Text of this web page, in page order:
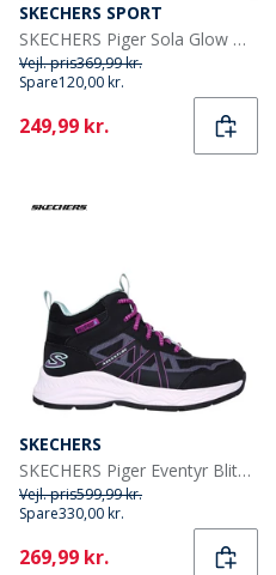
SKECHERS SPORT
SKECHERS Piger Sola Glow Ombre Deluxe Sneakers Sort
Vejl. pris369,99 kr.
Spare120,00 kr.
Current
249,99 kr.
SKECHERS
SKECHERS Piger Eventyr Blitz Sjov Forfølgelse Vandtætte Sko Black Aqua
Vejl. pris599,99 kr.
Spare330,00 kr.
Current
269,99 kr.